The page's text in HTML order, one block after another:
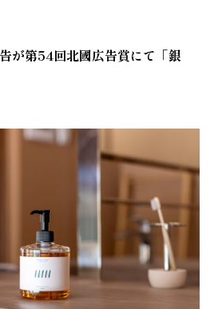
が第54回北國広告賞にて「銀